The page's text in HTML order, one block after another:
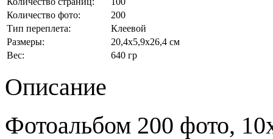
Количество фото:
200
Тип переплета:
Клеевой
Размеры:
20,4x5,9x26,4 см
Вес:
640 гр
Описание
Фотоальбом 200 фото,